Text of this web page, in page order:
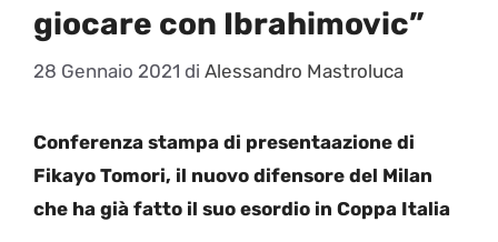
giocare con Ibrahimovic”
28 Gennaio 2021 di Alessandro Mastroluca
Conferenza stampa di presentaazione di
Fikayo Tomori, il nuovo difensore del Milan
che ha già fatto il suo esordio in Coppa Italia